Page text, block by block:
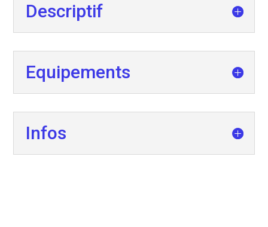
Descriptif
Equipements
Infos